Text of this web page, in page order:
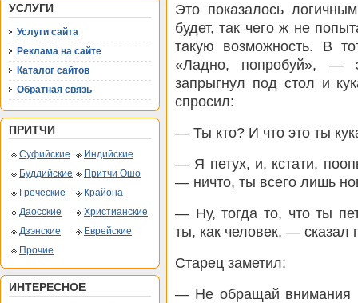
УСЛУГИ
Услуги сайта
Реклама на сайте
Каталог сайтов
Обратная связь
ПРИТЧИ
Суфийские
Индийские
Буддийские
Притчи Ошо
Греческие
Крайона
Даосские
Христианские
Дзэнские
Еврейские
Прочие
ИНТЕРЕСНОЕ
Это показалось
будет, так чего ж не
такую возможность. В
«Ладно, попробуй», —
запрыгнул под стол и
спросил:
— Ты кто? И что это ты
— Я петух, и, кстати,
— ничто, ты всего лишь
— Ну, тогда то, что ты
ты, как человек, — сказал
Старец заметил:
— Не обращай внимания